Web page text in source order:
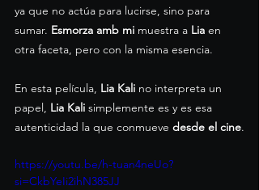
ya que no actúa para lucirse, sino para
sumar. Esmorza amb mi muestra a Lia en
otra faceta, pero con la misma esencia.
En esta película, Lia Kali no interpreta un
papel, Lia Kali simplemente es y es esa
autenticidad la que conmueve desde el cine.
https://youtu.be/h-tuan4neUo?
si=CkbYeIi2ihN385JJ